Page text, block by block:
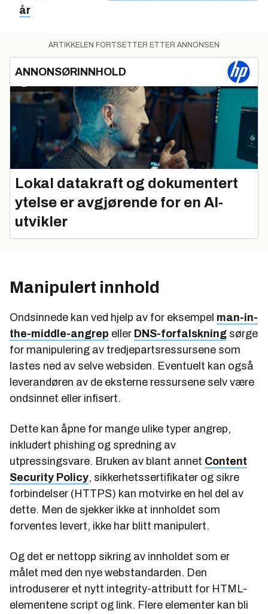
år
ARTIKKELEN FORTSETTER ETTER ANNONSEN
ANNONSØRINNHOLD
Lokal datakraft og dokumentert
ytelse er avgjørende for en AI-
utvikler
Manipulert innhold
Ondsinnede kan ved hjelp av for eksempel man-in-
the-middle-angrep eller DNS-forfalskning sørge
for manipulering av tredjepartsressursene som
lastes ned av selve websiden. Eventuelt kan også
leverandøren av de eksterne ressursene selv være
ondsinnet eller infisert.
Dette kan åpne for mange ulike typer angrep,
inkludert phishing og spredning av
utpressingsvare. Bruken av blant annet Content
Security Policy, sikkerhetssertifikater og sikre
forbindelser (HTTPS) kan motvirke en hel del av
dette. Men de sjekker ikke at innholdet som
forventes levert, ikke har blitt manipulert.
Og det er nettopp sikring av innholdet som er
målet med den nye webstandarden. Den
introduserer et nytt integrity-attributt for HTML-
elementene script og link. Flere elementer kan bli